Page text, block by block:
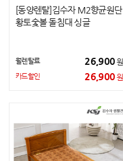
[동양렌탈]김수자 M2향균원단
황토숯볼 돌침대 싱글
월렌탈료 26,900원
카드할인 26,900원